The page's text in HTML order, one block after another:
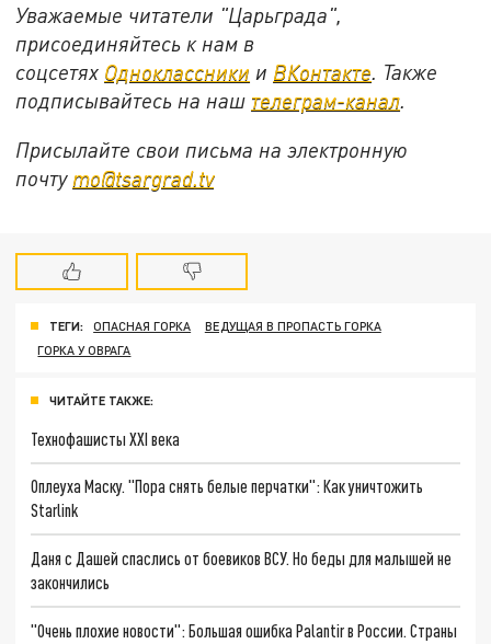
Уважаемые читатели "Царьграда",
присоединяйтесь к нам в
соцсетях Одноклассники и ВКонтакте. Также
подписывайтесь на наш телеграм-канал.
Присылайте свои письма на электронную
почту mo@tsargrad.tv
ТЕГИ: ОПАСНАЯ ГОРКА
ВЕДУЩАЯ В ПРОПАСТЬ ГОРКА
ГОРКА У ОВРАГА
ЧИТАЙТЕ ТАКЖЕ:
Технофашисты XXI века
Оплеуха Маску. "Пора снять белые перчатки": Как уничтожить
Starlink
Даня с Дашей спаслись от боевиков ВСУ. Но беды для малышей не
закончились
"Очень плохие новости": Большая ошибка Palantir в России. Страны